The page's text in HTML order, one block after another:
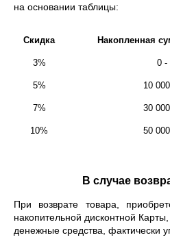
на основании таблицы:
Скидка Накопленная
3% 0 -
5% 10
7% 30
10% 50
В случае
При возврате товара,
накопительной дисконтной
денежные средства, фактически